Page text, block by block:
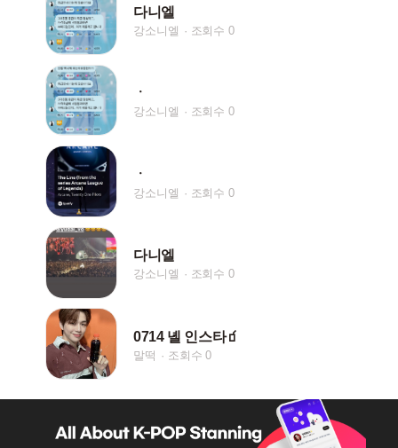
다니엘
강소니엘 조회수 0
ㆍ
강소니엘 조회수 0
ㆍ
강소니엘 조회수 0
다니엘
강소니엘 조회수 0
0714 녤 인스타🧃
말떡 조회수 0